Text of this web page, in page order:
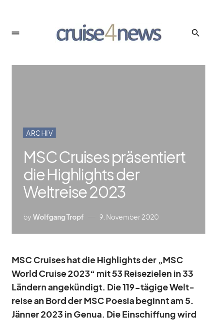
ARCHIV
MSC Cruises präsentiert
die Highlights der
Weltreise 2023
by Wolfgang Tropf 9. November 2020
MSC Crui­ses hat die High­lights der „MSC
World Cruise 2023“ mit 53 Rei­se­zie­len in 33
Län­dern an­ge­kün­digt. Die 119-tä­gige Welt­
reise an Bord der MSC Poe­sia be­ginnt am 5.
Jän­ner 2023 in Ge­nua. Die Ein­schif­fung wird